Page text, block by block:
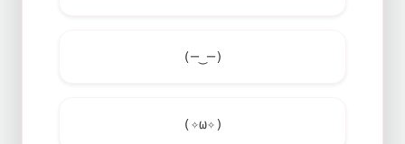
(─‿─)
(✧ω✧)